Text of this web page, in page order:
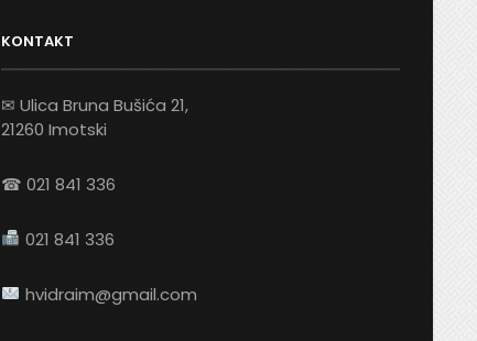
KONTAKT
✉ Ulica Bruna Bušića 21,
21260 Imotski
☎ 021 841 336
021 841 336
hvidraim@gmail.com